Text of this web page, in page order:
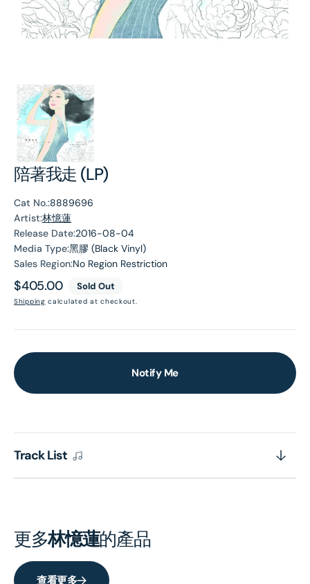
陪著我走 (LP)
Cat No.:8889696
Artist:林憶蓮
Release Date:2016-08-04
Media Type:黑膠 (Black Vinyl)
Sales Region:No Region Restriction
Regular
price
$405.00 Sold Out
Shipping calculated at checkout.
Notify Me
Track List
更多林憶蓮的產品
查看更多